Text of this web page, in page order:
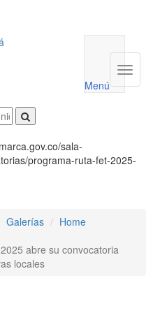
utilidades
Menú
Menú
sala-
programa-ruta-fet-2025-
Galerías
Home
abre su convocatoria
locales